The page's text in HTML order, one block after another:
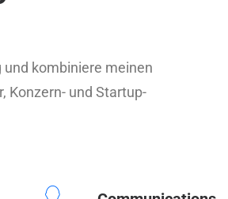
kombiniere meinen
Konzern- und Startup-